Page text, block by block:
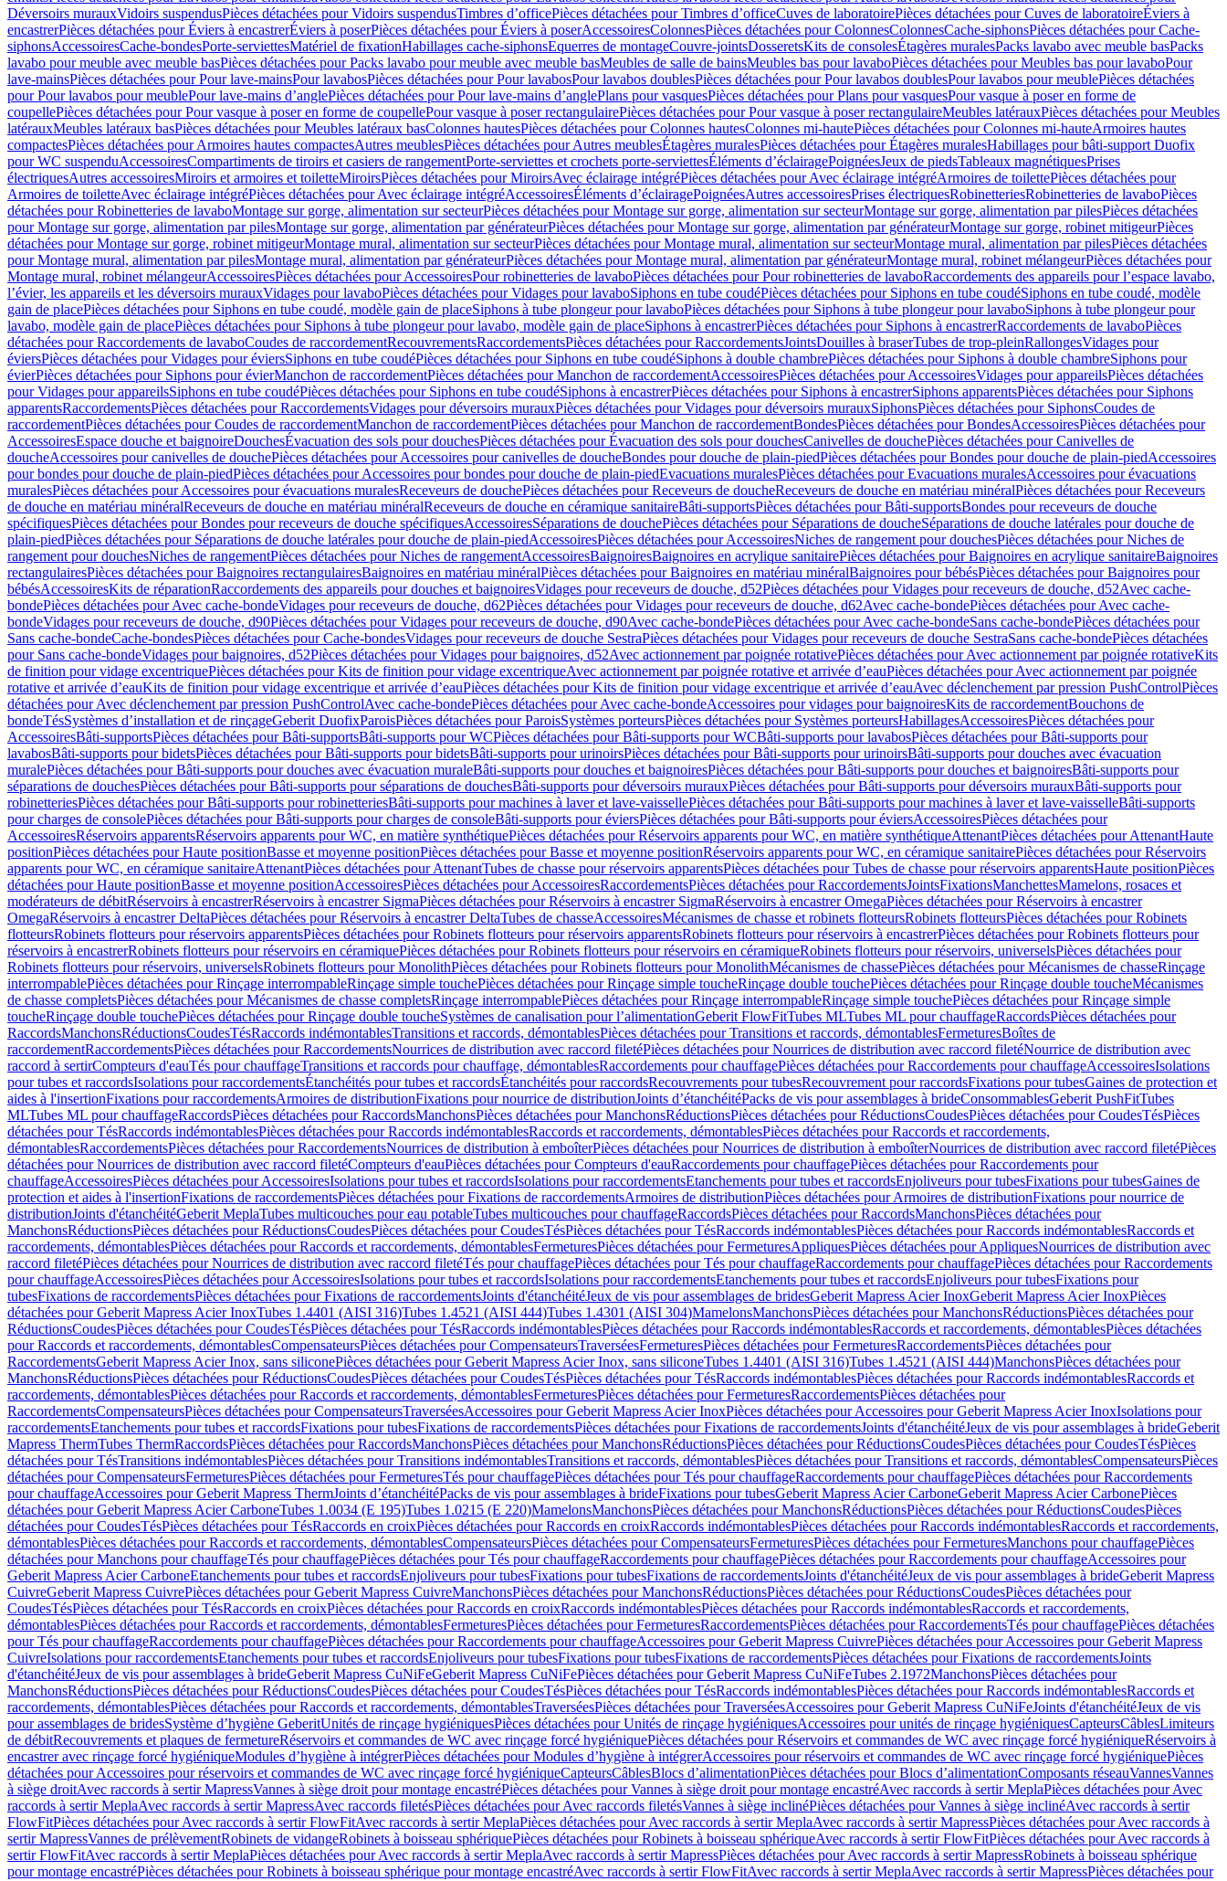
Déversoirs murauxVidoirs suspendusPièces détachées pour Vidoirs suspendusTimbres dʼofficePièces détachées pour Timbres dʼofficeCuves de laboratoirePièces détachées pour Cuves de laboratoireÉviers à
encastrerPièces détachées pour Éviers à encastrerÉviers à poserPièces détachées pour Éviers à poserAccessoiresColonnesPièces détachées pour ColonnesColonnesCache-siphonsPièces détachées pour Cache-
siphonsAccessoiresCache-bondesPorte-serviettesMatériel de fixationHabillages cache-siphonsEquerres de montageCouvre-jointsDosseretsKits de consolesÉtagères muralesPacks lavabo avec meuble basPacks
lavabo pour meuble avec meuble basPièces détachées pour Packs lavabo pour meuble avec meuble basMeubles de salle de bainsMeubles bas pour lavaboPièces détachées pour Meubles bas pour lavaboPour
lave-mainsPièces détachées pour Pour lave-mainsPour lavabosPièces détachées pour Pour lavabosPour lavabos doublesPièces détachées pour Pour lavabos doublesPour lavabos pour meublePièces détachées
pour Pour lavabos pour meublePour lave-mains d’anglePièces détachées pour Pour lave-mains d’anglePlans pour vasquesPièces détachées pour Plans pour vasquesPour vasque à poser en forme de
coupellePièces détachées pour Pour vasque à poser en forme de coupellePour vasque à poser rectangulairePièces détachées pour Pour vasque à poser rectangulaireMeubles latérauxPièces détachées pour Meubles
latérauxMeubles latéraux basPièces détachées pour Meubles latéraux basColonnes hautesPièces détachées pour Colonnes hautesColonnes mi-hautePièces détachées pour Colonnes mi-hauteArmoires hautes
compactesPièces détachées pour Armoires hautes compactesAutres meublesPièces détachées pour Autres meublesÉtagères muralesPièces détachées pour Étagères muralesHabillages pour bâti-support Duofix
pour WC suspenduAccessoiresCompartiments de tiroirs et casiers de rangementPorte-serviettes et crochets porte-serviettesÉléments d’éclairagePoignéesJeux de piedsTableaux magnétiquesPrises
électriquesAutres accessoiresMiroirs et armoires et toiletteMiroirsPièces détachées pour MiroirsAvec éclairage intégréPièces détachées pour Avec éclairage intégréArmoires de toilettePièces détachées pour
Armoires de toiletteAvec éclairage intégréPièces détachées pour Avec éclairage intégréAccessoiresÉléments d’éclairagePoignéesAutres accessoiresPrises électriquesRobinetteriesRobinetteries de lavaboPièces
détachées pour Robinetteries de lavaboMontage sur gorge, alimentation sur secteurPièces détachées pour Montage sur gorge, alimentation sur secteurMontage sur gorge, alimentation par pilesPièces détachées
pour Montage sur gorge, alimentation par pilesMontage sur gorge, alimentation par générateurPièces détachées pour Montage sur gorge, alimentation par générateurMontage sur gorge, robinet mitigeurPièces
détachées pour Montage sur gorge, robinet mitigeurMontage mural, alimentation sur secteurPièces détachées pour Montage mural, alimentation sur secteurMontage mural, alimentation par pilesPièces détachées
pour Montage mural, alimentation par pilesMontage mural, alimentation par générateurPièces détachées pour Montage mural, alimentation par générateurMontage mural, robinet mélangeurPièces détachées pour
Montage mural, robinet mélangeurAccessoiresPièces détachées pour AccessoiresPour robinetteries de lavaboPièces détachées pour Pour robinetteries de lavaboRaccordements des appareils pour l’espace lavabo,
l’évier, les appareils et les déversoirs murauxVidages pour lavaboPièces détachées pour Vidages pour lavaboSiphons en tube coudéPièces détachées pour Siphons en tube coudéSiphons en tube coudé, modèle
gain de placePièces détachées pour Siphons en tube coudé, modèle gain de placeSiphons à tube plongeur pour lavaboPièces détachées pour Siphons à tube plongeur pour lavaboSiphons à tube plongeur pour
lavabo, modèle gain de placePièces détachées pour Siphons à tube plongeur pour lavabo, modèle gain de placeSiphons à encastrerPièces détachées pour Siphons à encastrerRaccordements de lavaboPièces
détachées pour Raccordements de lavaboCoudes de raccordementRecouvrementsRaccordementsPièces détachées pour RaccordementsJointsDouilles à braserTubes de trop-pleinRallongesVidages pour
éviersPièces détachées pour Vidages pour éviersSiphons en tube coudéPièces détachées pour Siphons en tube coudéSiphons à double chambrePièces détachées pour Siphons à double chambreSiphons pour
évierPièces détachées pour Siphons pour évierManchon de raccordementPièces détachées pour Manchon de raccordementAccessoiresPièces détachées pour AccessoiresVidages pour appareilsPièces détachées
pour Vidages pour appareilsSiphons en tube coudéPièces détachées pour Siphons en tube coudéSiphons à encastrerPièces détachées pour Siphons à encastrerSiphons apparentsPièces détachées pour Siphons
apparentsRaccordementsPièces détachées pour RaccordementsVidages pour déversoirs murauxPièces détachées pour Vidages pour déversoirs murauxSiphonsPièces détachées pour SiphonsCoudes de
raccordementPièces détachées pour Coudes de raccordementManchon de raccordementPièces détachées pour Manchon de raccordementBondesPièces détachées pour BondesAccessoiresPièces détachées pour
AccessoiresEspace douche et baignoireDouchesÉvacuation des sols pour douchesPièces détachées pour Évacuation des sols pour douchesCanivelles de douchePièces détachées pour Canivelles de
doucheAccessoires pour canivelles de douchePièces détachées pour Accessoires pour canivelles de doucheBondes pour douche de plain-piedPièces détachées pour Bondes pour douche de plain-piedAccessoires
pour bondes pour douche de plain-piedPièces détachées pour Accessoires pour bondes pour douche de plain-piedEvacuations muralesPièces détachées pour Evacuations muralesAccessoires pour évacuations
muralesPièces détachées pour Accessoires pour évacuations muralesReceveurs de douchePièces détachées pour Receveurs de doucheReceveurs de douche en matériau minéralPièces détachées pour Receveurs
de douche en matériau minéralReceveurs de douche en matériau minéralReceveurs de douche en céramique sanitaireBâti-supportsPièces détachées pour Bâti-supportsBondes pour receveurs de douche
spécifiquesPièces détachées pour Bondes pour receveurs de douche spécifiquesAccessoiresSéparations de douchePièces détachées pour Séparations de doucheSéparations de douche latérales pour douche de
plain-piedPièces détachées pour Séparations de douche latérales pour douche de plain-piedAccessoiresPièces détachées pour AccessoiresNiches de rangement pour douchesPièces détachées pour Niches de
rangement pour douchesNiches de rangementPièces détachées pour Niches de rangementAccessoiresBaignoiresBaignoires en acrylique sanitairePièces détachées pour Baignoires en acrylique sanitaireBaignoires
rectangulairesPièces détachées pour Baignoires rectangulairesBaignoires en matériau minéralPièces détachées pour Baignoires en matériau minéralBaignoires pour bébésPièces détachées pour Baignoires pour
bébésAccessoiresKits de réparationRaccordements des appareils pour douches et baignoiresVidages pour receveurs de douche, d52Pièces détachées pour Vidages pour receveurs de douche, d52Avec cache-
bondePièces détachées pour Avec cache-bondeVidages pour receveurs de douche, d62Pièces détachées pour Vidages pour receveurs de douche, d62Avec cache-bondePièces détachées pour Avec cache-
bondeVidages pour receveurs de douche, d90Pièces détachées pour Vidages pour receveurs de douche, d90Avec cache-bondePièces détachées pour Avec cache-bondeSans cache-bondePièces détachées pour
Sans cache-bondeCache-bondesPièces détachées pour Cache-bondesVidages pour receveurs de douche SestraPièces détachées pour Vidages pour receveurs de douche SestraSans cache-bondePièces détachées
pour Sans cache-bondeVidages pour baignoires, d52Pièces détachées pour Vidages pour baignoires, d52Avec actionnement par poignée rotativePièces détachées pour Avec actionnement par poignée rotativeKits
de finition pour vidage excentriquePièces détachées pour Kits de finition pour vidage excentriqueAvec actionnement par poignée rotative et arrivée d’eauPièces détachées pour Avec actionnement par poignée
rotative et arrivée d’eauKits de finition pour vidage excentrique et arrivée d’eauPièces détachées pour Kits de finition pour vidage excentrique et arrivée d’eauAvec déclenchement par pression PushControlPièces
détachées pour Avec déclenchement par pression PushControlAvec cache-bondePièces détachées pour Avec cache-bondeAccessoires pour vidages pour baignoiresKits de raccordementBouchons de
bondeTésSystèmes d’installation et de rinçageGeberit DuofixParoisPièces détachées pour ParoisSystèmes porteursPièces détachées pour Systèmes porteursHabillagesAccessoiresPièces détachées pour
AccessoiresBâti-supportsPièces détachées pour Bâti-supportsBâti-supports pour WCPièces détachées pour Bâti-supports pour WCBâti-supports pour lavabosPièces détachées pour Bâti-supports pour
lavabosBâti-supports pour bidetsPièces détachées pour Bâti-supports pour bidetsBâti-supports pour urinoirsPièces détachées pour Bâti-supports pour urinoirsBâti-supports pour douches avec évacuation
muralePièces détachées pour Bâti-supports pour douches avec évacuation muraleBâti-supports pour douches et baignoiresPièces détachées pour Bâti-supports pour douches et baignoiresBâti-supports pour
séparations de douchesPièces détachées pour Bâti-supports pour séparations de douchesBâti-supports pour déversoirs murauxPièces détachées pour Bâti-supports pour déversoirs murauxBâti-supports pour
robinetteriesPièces détachées pour Bâti-supports pour robinetteriesBâti-supports pour machines à laver et lave-vaissellePièces détachées pour Bâti-supports pour machines à laver et lave-vaisselleBâti-supports
pour charges de consolePièces détachées pour Bâti-supports pour charges de consoleBâti-supports pour éviersPièces détachées pour Bâti-supports pour éviersAccessoiresPièces détachées pour
AccessoiresRéservoirs apparentsRéservoirs apparents pour WC, en matière synthétiquePièces détachées pour Réservoirs apparents pour WC, en matière synthétiqueAttenantPièces détachées pour AttenantHaute
positionPièces détachées pour Haute positionBasse et moyenne positionPièces détachées pour Basse et moyenne positionRéservoirs apparents pour WC, en céramique sanitairePièces détachées pour Réservoirs
apparents pour WC, en céramique sanitaireAttenantPièces détachées pour AttenantTubes de chasse pour réservoirs apparentsPièces détachées pour Tubes de chasse pour réservoirs apparentsHaute positionPièces
détachées pour Haute positionBasse et moyenne positionAccessoiresPièces détachées pour AccessoiresRaccordementsPièces détachées pour RaccordementsJointsFixationsManchettesMamelons, rosaces et
modérateurs de débitRéservoirs à encastrerRéservoirs à encastrer SigmaPièces détachées pour Réservoirs à encastrer SigmaRéservoirs à encastrer OmegaPièces détachées pour Réservoirs à encastrer
OmegaRéservoirs à encastrer DeltaPièces détachées pour Réservoirs à encastrer DeltaTubes de chasseAccessoiresMécanismes de chasse et robinets flotteursRobinets flotteursPièces détachées pour Robinets
flotteursRobinets flotteurs pour réservoirs apparentsPièces détachées pour Robinets flotteurs pour réservoirs apparentsRobinets flotteurs pour réservoirs à encastrerPièces détachées pour Robinets flotteurs pour
réservoirs à encastrerRobinets flotteurs pour réservoirs en céramiquePièces détachées pour Robinets flotteurs pour réservoirs en céramiqueRobinets flotteurs pour réservoirs, universelsPièces détachées pour
Robinets flotteurs pour réservoirs, universelsRobinets flotteurs pour MonolithPièces détachées pour Robinets flotteurs pour MonolithMécanismes de chassePièces détachées pour Mécanismes de chasseRinçage
interrompablePièces détachées pour Rinçage interrompableRinçage simple touchePièces détachées pour Rinçage simple toucheRinçage double touchePièces détachées pour Rinçage double toucheMécanismes
de chasse completsPièces détachées pour Mécanismes de chasse completsRinçage interrompablePièces détachées pour Rinçage interrompableRinçage simple touchePièces détachées pour Rinçage simple
toucheRinçage double touchePièces détachées pour Rinçage double toucheSystèmes de canalisation pour l’alimentationGeberit FlowFitTubes MLTubes ML pour chauffageRaccordsPièces détachées pour
RaccordsManchonsRéductionsCoudesTésRaccords indémontablesTransitions et raccords, démontablesPièces détachées pour Transitions et raccords, démontablesFermeturesBoîtes de
raccordementRaccordementsPièces détachées pour RaccordementsNourrices de distribution avec raccord filetéPièces détachées pour Nourrices de distribution avec raccord filetéNourrice de distribution avec
raccord à sertirCompteurs d'eauTés pour chauffageTransitions et raccords pour chauffage, démontablesRaccordements pour chauffagePièces détachées pour Raccordements pour chauffageAccessoiresIsolations
pour tubes et raccordsIsolations pour raccordementsÉtanchéités pour tubes et raccordsÉtanchéités pour raccordsRecouvrements pour tubesRecouvrement pour raccordsFixations pour tubesGaines de protection et
aides à l'insertionFixations pour raccordementsArmoires de distributionFixations pour nourrice de distributionJoints d’étanchéitéPacks de vis pour assemblages à brideConsommablesGeberit PushFitTubes
MLTubes ML pour chauffageRaccordsPièces détachées pour RaccordsManchonsPièces détachées pour ManchonsRéductionsPièces détachées pour RéductionsCoudesPièces détachées pour CoudesTésPièces
détachées pour TésRaccords indémontablesPièces détachées pour Raccords indémontablesRaccords et raccordements, démontablesPièces détachées pour Raccords et raccordements,
démontablesRaccordementsPièces détachées pour RaccordementsNourrices de distribution à emboîterPièces détachées pour Nourrices de distribution à emboîterNourrices de distribution avec raccord filetéPièces
détachées pour Nourrices de distribution avec raccord filetéCompteurs d'eauPièces détachées pour Compteurs d'eauRaccordements pour chauffagePièces détachées pour Raccordements pour
chauffageAccessoiresPièces détachées pour AccessoiresIsolations pour tubes et raccordsIsolations pour raccordementsEtanchements pour tubes et raccordsEnjoliveurs pour tubesFixations pour tubesGaines de
protection et aides à l'insertionFixations de raccordementsPièces détachées pour Fixations de raccordementsArmoires de distributionPièces détachées pour Armoires de distributionFixations pour nourrice de
distributionJoints d'étanchéitéGeberit MeplaTubes multicouches pour eau potableTubes multicouches pour chauffageRaccordsPièces détachées pour RaccordsManchonsPièces détachées pour
ManchonsRéductionsPièces détachées pour RéductionsCoudesPièces détachées pour CoudesTésPièces détachées pour TésRaccords indémontablesPièces détachées pour Raccords indémontablesRaccords et
raccordements, démontablesPièces détachées pour Raccords et raccordements, démontablesFermeturesPièces détachées pour FermeturesAppliquesPièces détachées pour AppliquesNourrices de distribution avec
raccord filetéPièces détachées pour Nourrices de distribution avec raccord filetéTés pour chauffagePièces détachées pour Tés pour chauffageRaccordements pour chauffagePièces détachées pour Raccordements
pour chauffageAccessoiresPièces détachées pour AccessoiresIsolations pour tubes et raccordsIsolations pour raccordementsEtanchements pour tubes et raccordsEnjoliveurs pour tubesFixations pour
tubesFixations de raccordementsPièces détachées pour Fixations de raccordementsJoints d'étanchéitéJeux de vis pour assemblages de bridesGeberit Mapress Acier InoxGeberit Mapress Acier InoxPièces
détachées pour Geberit Mapress Acier InoxTubes 1.4401 (AISI 316)Tubes 1.4521 (AISI 444)Tubes 1.4301 (AISI 304)MamelonsManchonsPièces détachées pour ManchonsRéductionsPièces détachées pour
RéductionsCoudesPièces détachées pour CoudesTésPièces détachées pour TésRaccords indémontablesPièces détachées pour Raccords indémontablesRaccords et raccordements, démontablesPièces détachées
pour Raccords et raccordements, démontablesCompensateursPièces détachées pour CompensateursTraverséesFermeturesPièces détachées pour FermeturesRaccordementsPièces détachées pour
RaccordementsGeberit Mapress Acier Inox, sans siliconePièces détachées pour Geberit Mapress Acier Inox, sans siliconeTubes 1.4401 (AISI 316)Tubes 1.4521 (AISI 444)ManchonsPièces détachées pour
ManchonsRéductionsPièces détachées pour RéductionsCoudesPièces détachées pour CoudesTésPièces détachées pour TésRaccords indémontablesPièces détachées pour Raccords indémontablesRaccords et
raccordements, démontablesPièces détachées pour Raccords et raccordements, démontablesFermeturesPièces détachées pour FermeturesRaccordementsPièces détachées pour
RaccordementsCompensateursPièces détachées pour CompensateursTraverséesAccessoires pour Geberit Mapress Acier InoxPièces détachées pour Accessoires pour Geberit Mapress Acier InoxIsolations pour
raccordementsEtanchements pour tubes et raccordsFixations pour tubesFixations de raccordementsPièces détachées pour Fixations de raccordementsJoints d'étanchéitéJeux de vis pour assemblages à brideGeberit
Mapress ThermTubes ThermRaccordsPièces détachées pour RaccordsManchonsPièces détachées pour ManchonsRéductionsPièces détachées pour RéductionsCoudesPièces détachées pour CoudesTésPièces
détachées pour TésTransitions indémontablesPièces détachées pour Transitions indémontablesTransitions et raccords, démontablesPièces détachées pour Transitions et raccords, démontablesCompensateursPièces
détachées pour CompensateursFermeturesPièces détachées pour FermeturesTés pour chauffagePièces détachées pour Tés pour chauffageRaccordements pour chauffagePièces détachées pour Raccordements
pour chauffageAccessoires pour Geberit Mapress ThermJoints d’étanchéitéPacks de vis pour assemblages à brideFixations pour tubesGeberit Mapress Acier CarboneGeberit Mapress Acier CarbonePièces
détachées pour Geberit Mapress Acier CarboneTubes 1.0034 (E 195)Tubes 1.0215 (E 220)MamelonsManchonsPièces détachées pour ManchonsRéductionsPièces détachées pour RéductionsCoudesPièces
détachées pour CoudesTésPièces détachées pour TésRaccords en croixPièces détachées pour Raccords en croixRaccords indémontablesPièces détachées pour Raccords indémontablesRaccords et raccordements,
démontablesPièces détachées pour Raccords et raccordements, démontablesCompensateursPièces détachées pour CompensateursFermeturesPièces détachées pour FermeturesManchons pour chauffagePièces
détachées pour Manchons pour chauffageTés pour chauffagePièces détachées pour Tés pour chauffageRaccordements pour chauffagePièces détachées pour Raccordements pour chauffageAccessoires pour
Geberit Mapress Acier CarboneEtanchements pour tubes et raccordsEnjoliveurs pour tubesFixations pour tubesFixations de raccordementsJoints d'étanchéitéJeux de vis pour assemblages à brideGeberit Mapress
CuivreGeberit Mapress CuivrePièces détachées pour Geberit Mapress CuivreManchonsPièces détachées pour ManchonsRéductionsPièces détachées pour RéductionsCoudesPièces détachées pour
CoudesTésPièces détachées pour TésRaccords en croixPièces détachées pour Raccords en croixRaccords indémontablesPièces détachées pour Raccords indémontablesRaccords et raccordements,
démontablesPièces détachées pour Raccords et raccordements, démontablesFermeturesPièces détachées pour FermeturesRaccordementsPièces détachées pour RaccordementsTés pour chauffagePièces détachées
pour Tés pour chauffageRaccordements pour chauffagePièces détachées pour Raccordements pour chauffageAccessoires pour Geberit Mapress CuivrePièces détachées pour Accessoires pour Geberit Mapress
CuivreIsolations pour raccordementsEtanchements pour tubes et raccordsEnjoliveurs pour tubesFixations pour tubesFixations de raccordementsPièces détachées pour Fixations de raccordementsJoints
d'étanchéitéJeux de vis pour assemblages à brideGeberit Mapress CuNiFeGeberit Mapress CuNiFePièces détachées pour Geberit Mapress CuNiFeTubes 2.1972ManchonsPièces détachées pour
ManchonsRéductionsPièces détachées pour RéductionsCoudesPièces détachées pour CoudesTésPièces détachées pour TésRaccords indémontablesPièces détachées pour Raccords indémontablesRaccords et
raccordements, démontablesPièces détachées pour Raccords et raccordements, démontablesTraverséesPièces détachées pour TraverséesAccessoires pour Geberit Mapress CuNiFeJoints d'étanchéitéJeux de vis
pour assemblages de bridesSystème d’hygiène GeberitUnités de rinçage hygiéniquesPièces détachées pour Unités de rinçage hygiéniquesAccessoires pour unités de rinçage hygiéniquesCapteursCâblesLimiteurs
de débitRecouvrements et plaques de fermetureRéservoirs et commandes de WC avec rinçage forcé hygiéniquePièces détachées pour Réservoirs et commandes de WC avec rinçage forcé hygiéniqueRéservoirs à
encastrer avec rinçage forcé hygiéniqueModules d’hygiène à intégrerPièces détachées pour Modules d’hygiène à intégrerAccessoires pour réservoirs et commandes de WC avec rinçage forcé hygiéniquePièces
détachées pour Accessoires pour réservoirs et commandes de WC avec rinçage forcé hygiéniqueCapteursCâblesBlocs d’alimentationPièces détachées pour Blocs d’alimentationComposants réseauVannesVannes
à siège droitAvec raccords à sertir MapressVannes à siège droit pour montage encastréPièces détachées pour Vannes à siège droit pour montage encastréAvec raccords à sertir MeplaPièces détachées pour Avec
raccords à sertir MeplaAvec raccords à sertir MapressAvec raccords filetésPièces détachées pour Avec raccords filetésVannes à siège inclinéPièces détachées pour Vannes à siège inclinéAvec raccords à sertir
FlowFitPièces détachées pour Avec raccords à sertir FlowFitAvec raccords à sertir MeplaPièces détachées pour Avec raccords à sertir MeplaAvec raccords à sertir MapressPièces détachées pour Avec raccords à
sertir MapressVannes de prélèvementRobinets de vidangeRobinets à boisseau sphériquePièces détachées pour Robinets à boisseau sphériqueAvec raccords à sertir FlowFitPièces détachées pour Avec raccords à
sertir FlowFitAvec raccords à sertir MeplaPièces détachées pour Avec raccords à sertir MeplaAvec raccords à sertir MapressPièces détachées pour Avec raccords à sertir MapressRobinets à boisseau sphérique
pour montage encastréPièces détachées pour Robinets à boisseau sphérique pour montage encastréAvec raccords à sertir FlowFitAvec raccords à sertir MeplaAvec raccords à sertir MapressPièces détachées pour